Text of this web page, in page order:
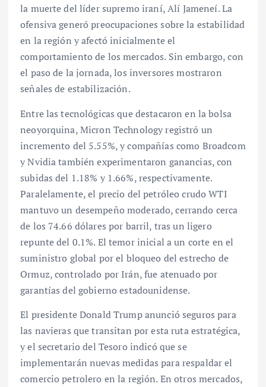
la muerte del líder supremo iraní, Alí Jameneí. La
ofensiva generó preocupaciones sobre la estabilidad
en la región y afectó inicialmente el
comportamiento de los mercados. Sin embargo, con
el paso de la jornada, los inversores mostraron
señales de estabilización.
Entre las tecnológicas que destacaron en la bolsa
neoyorquina, Micron Technology registró un
incremento del 5.55%, y compañías como Broadcom
y Nvidia también experimentaron ganancias, con
subidas del 1.18% y 1.66%, respectivamente.
Paralelamente, el precio del petróleo crudo WTI
mantuvo un desempeño moderado, cerrando cerca
de los 74.66 dólares por barril, tras un ligero
repunte del 0.1%. El temor inicial a un corte en el
suministro global por el bloqueo del estrecho de
Ormuz, controlado por Irán, fue atenuado por
garantías del gobierno estadounidense.
El presidente Donald Trump anunció seguros para
las navieras que transitan por esta ruta estratégica,
y el secretario del Tesoro indicó que se
implementarán nuevas medidas para respaldar el
comercio petrolero en la región. En otros mercados,